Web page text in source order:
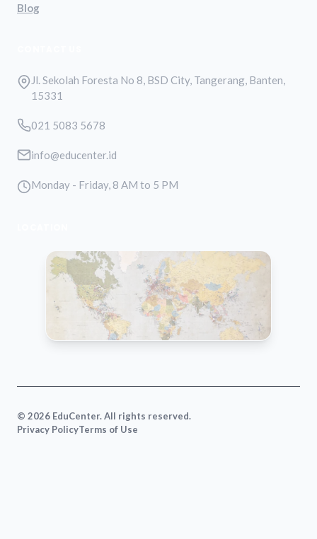
Blog
Jl. Sekolah Foresta No 8, BSD City, Tangerang, Banten,
15331
021 5083 5678
info@educenter.id
Monday - Friday, 8 AM to 5 PM
© 2026 EduCenter. All rights reserved.
Privacy PolicyTerms of Use